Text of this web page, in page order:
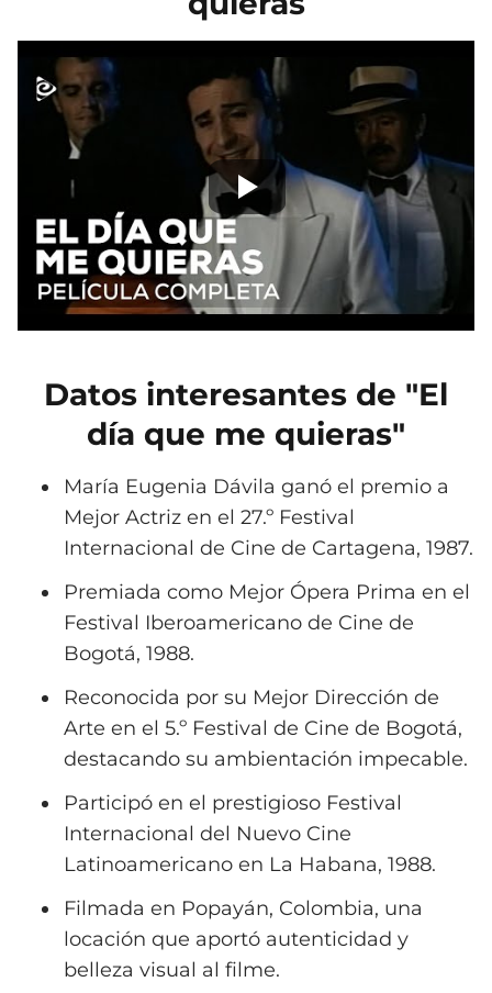
Datos interesantes de "El
día que me quieras"
María Eugenia Dávila ganó el premio a
Mejor Actriz en el 27.º Festival
Internacional de Cine de Cartagena, 1987.
Premiada como Mejor Ópera Prima en el
Festival Iberoamericano de Cine de
Bogotá, 1988.
Reconocida por su Mejor Dirección de
Arte en el 5.º Festival de Cine de Bogotá,
destacando su ambientación impecable.
Participó en el prestigioso Festival
Internacional del Nuevo Cine
Latinoamericano en La Habana, 1988.
Filmada en Popayán, Colombia, una
locación que aportó autenticidad y
belleza visual al filme.